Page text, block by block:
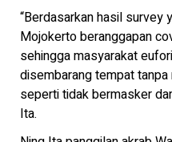
“Berdasarkan hasil survey
Mojokerto beranggapan
sehingga masyarakat
disembarang tempat
seperti tidak bermasker
Ita.